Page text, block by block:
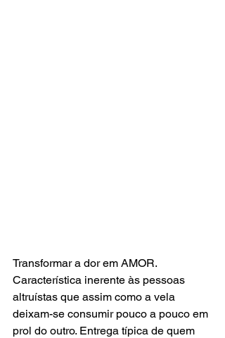
Transformar a dor em AMOR.
Característica inerente às pessoas
altruístas que assim como a vela
deixam-se consumir pouco a pouco em
prol do outro. Entrega típica de quem